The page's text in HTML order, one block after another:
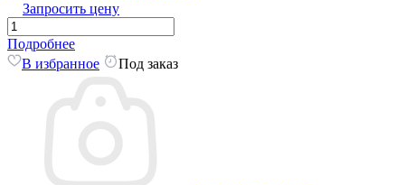
Запросить цену
Подробнее
В избранное
Под заказ